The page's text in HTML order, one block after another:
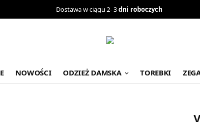
Dostawa w ciągu 2- 3dni roboczych
NOWOŚCI ODZIEŻ DAMSKA TOREBKI